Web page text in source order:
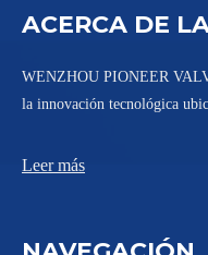
ACERCA DE
WENZHOU PIONEER
la innovación tecnológica
Leer más